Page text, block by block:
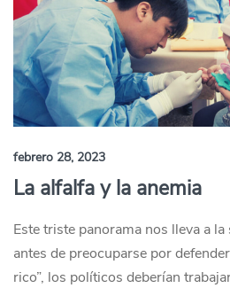
febrero 28, 2023
La alfalfa y la anemia
Este triste panorama nos lleva a
antes de preocuparse por
rico”, los políticos deberían